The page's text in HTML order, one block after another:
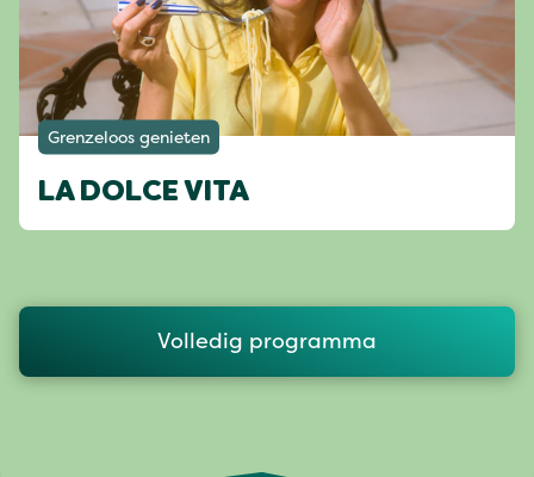
Grenzeloos genieten
LA DOLCE VITA
Volledig programma